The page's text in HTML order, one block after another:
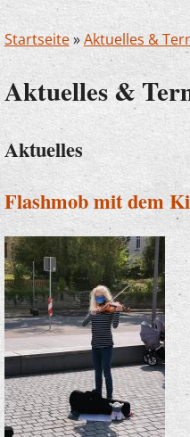
Startseite»Aktuelles &
Aktuelles &
Aktuelles
Flashmob mit dem